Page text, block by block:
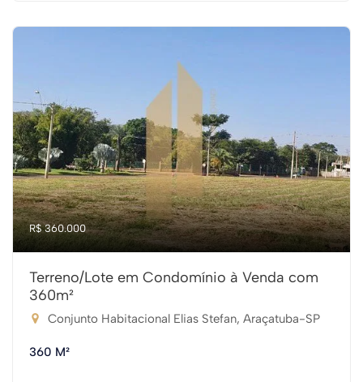
R$ 360.000
Terreno/Lote em Condomínio à Venda com
360m²
Conjunto Habitacional Elias Stefan, Araçatuba-SP
360 M²